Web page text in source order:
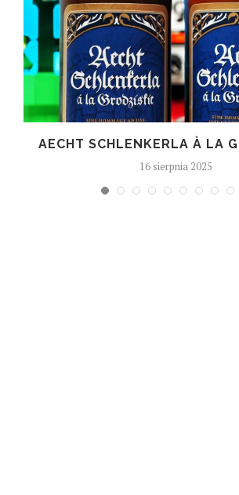
AECHT SCHLENKERLA À LA
16 sierpnia 2025